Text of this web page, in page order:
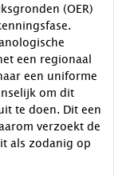
(OER)
een regionaal
een uniforme
om dit
te doen. Dit een
verzoekt de
als zodanig op